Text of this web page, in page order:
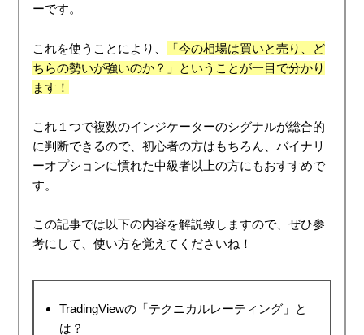
ーです。
これを使うことにより、
「今の相場は買いと売り、ど
ちらの勢いが強いのか？」ということが一目で分かり
ます！
これ１つで複数のインジケーターのシグナルが総合的
に判断できるので、初心者の方はもちろん、バイナリ
ーオプションに慣れた中級者以上の方にもおすすめで
す。
この記事では以下の内容を解説致しますので、ぜひ参
考にして、使い方を覚えてくださいね！
TradingViewの「テクニカルレーティング」と
は？